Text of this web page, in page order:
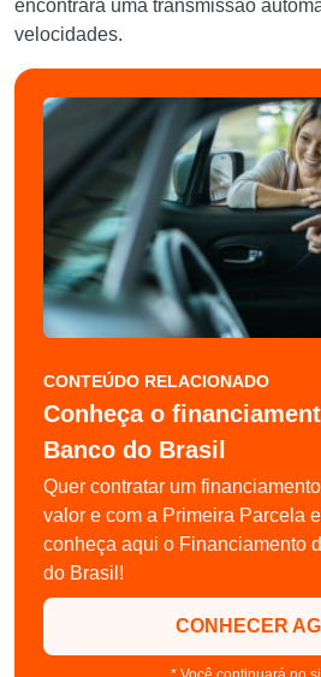
encontrará uma transmissão
velocidades.
CONTEÚDO RELACIONADO
Conheça o
Banco do Brasil
Quer contratar um
valor e com a Primeira Parcela
conheça aqui o Financiamento
do Brasil!
CONHECER